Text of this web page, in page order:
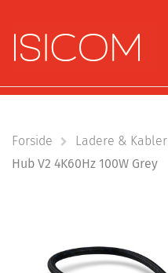
Forside Ladere & Kabler
Hub V2 4K60Hz 100W Grey